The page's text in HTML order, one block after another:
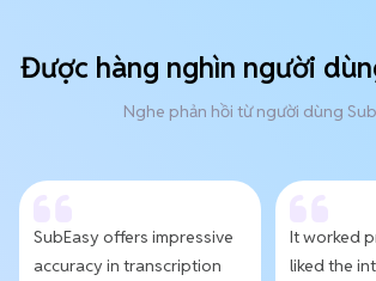
Được hàng nghìn người
Nghe phản hồi từ người dùng
SubEasy offers impressive
accuracy in transcription
It worked
liked the